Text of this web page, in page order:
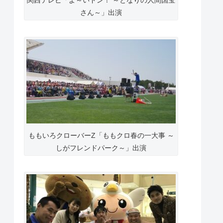
さん～」出演
ももいろクローバーZ「ももクロ春の一大事 ～
しがフレンドパーク～」出演